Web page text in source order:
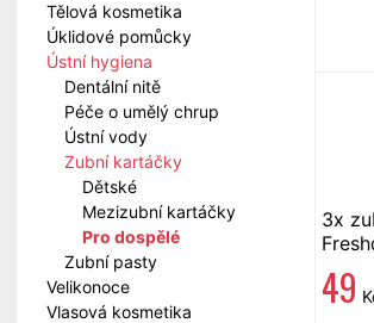
Tělová kosmetika
Úklidové pomůcky
Ústní hygiena
Dentální nitě
Péče o umělý chrup
Ústní vody
Zubní kartáčky
Dětské
Mezizubní kartáčky
Pro dospělé
Zubní pasty
Velikonoce
Vlasová kosmetika
3x
49